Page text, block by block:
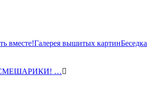
вместе!Галерея вышитых картинБеседка
СМЕШАРИКИ! …